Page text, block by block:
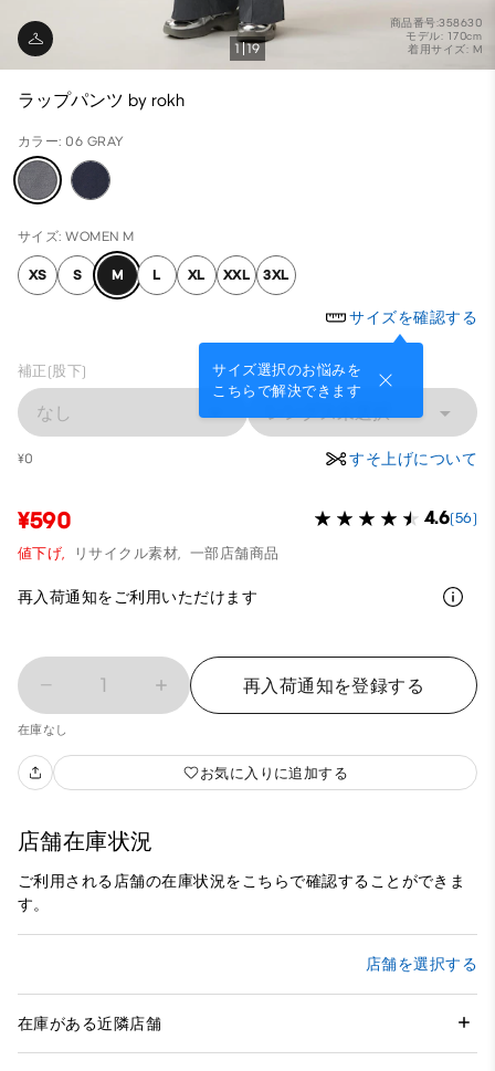
商品番号:358630
モデル: 170cm
着用サイズ: M
1 19
ラップパンツ by rokh
カラー: 06 GRAY
サイズ: WOMEN M
XS S M L XL XXL 3XL
サイズを確認する
サイズ選択のお悩みを
こちらで解決できます
補正(股下)
なし レングス未選択
¥0 すそ上げについて
¥590 4.6(56)
値下げ, リサイクル素材, 一部店舗商品
再入荷通知をご利用いただけます
1 再入荷通知を登録する
在庫なし
お気に入りに追加する
店舗在庫状況
ご利用される店舗の在庫状況をこちらで確認することができま
す。
店舗を選択する
在庫がある近隣店舗